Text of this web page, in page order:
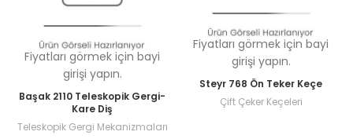
Fiyatları görmek için bayi
girişi yapın.
Steyr 768 Ön Teker Keçe
Çift Çeker Keçeleri
Fiyatları görmek için bayi
girişi yapın.
Başak 2110 Teleskopik Gergi-
Kare Diş
Teleskopik Gergi Mekanizmaları